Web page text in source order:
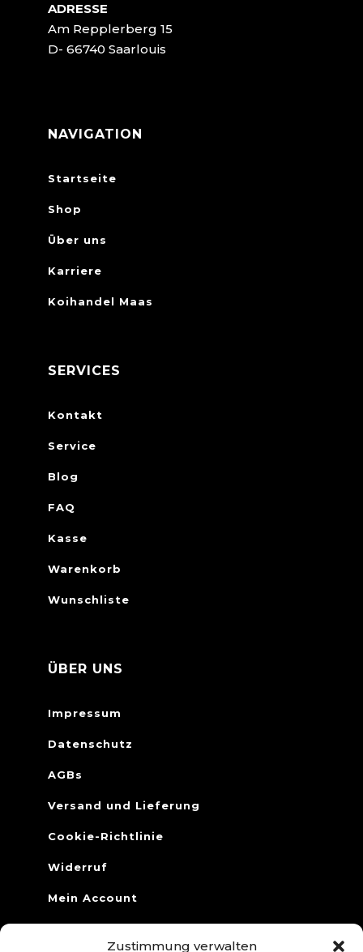
Zustimmung verwalten
ADRESSE
Am Repplerberg 15
D- 66740 Saarlouis
NAVIGATION
Startseite
Shop
Über uns
Karriere
Koihandel Maas
SERVICES
Kontakt
Service
Blog
FAQ
Kasse
Warenkorb
Wunschliste
ÜBER UNS
Impressum
Datenschutz
AGBs
Versand und Lieferung
Cookie-Richtlinie
Widerruf
Mein Account